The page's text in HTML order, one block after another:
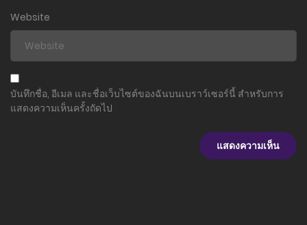
ตอนที่ 20
19 มิถุนายน 2025
ตอนที่ 19
19 มิถุนายน 2025
Website
บันทึกชื่อ, อีเมล และชื่อเว็บไซต์ของฉันบนเบราว์เซอร์นี้ สำหรับการ
แสดงความเห็นครั้งถัดไป